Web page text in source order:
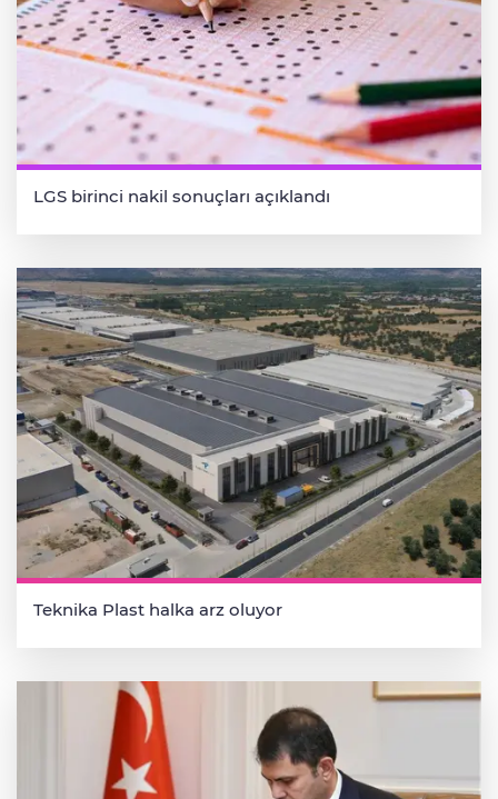
LGS birinci nakil sonuçları açıklandı
Teknika Plast halka arz oluyor